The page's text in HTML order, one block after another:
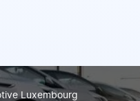
Luxembourg